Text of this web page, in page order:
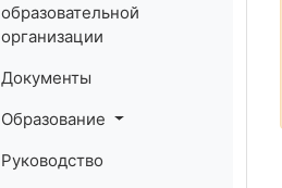
образовательной
организации
Документы
Образование
Руководство